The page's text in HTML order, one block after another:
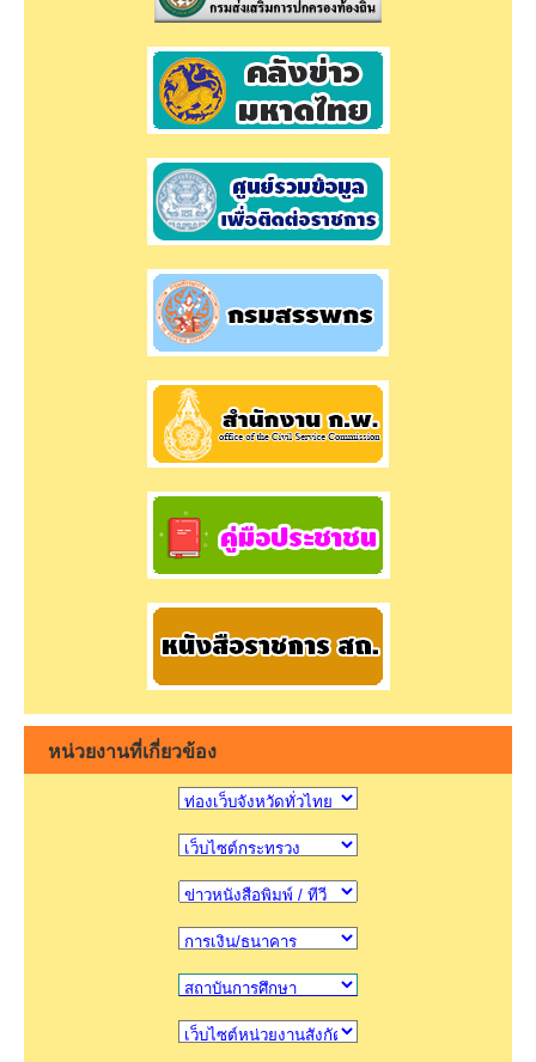
หน่วยงานที่เกี่ยวข้อง